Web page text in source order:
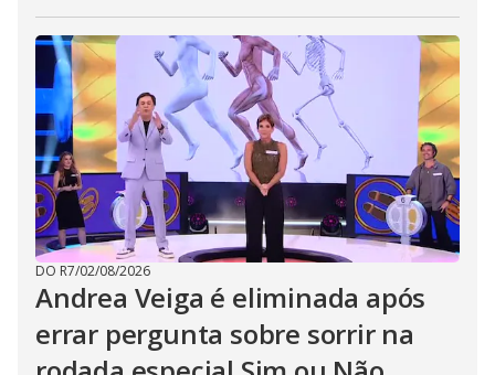
DO R7/02/08/2026
Andrea Veiga é eliminada após
errar pergunta sobre sorrir na